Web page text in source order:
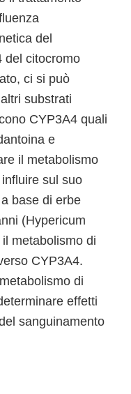
del
del citocromo
ci si può
substrati
CYP3A4 quali
e
il metabolismo
sul suo
base di erbe
(Hypericum
metabolismo di
CYP3A4.
di
effetti
sanguinamento